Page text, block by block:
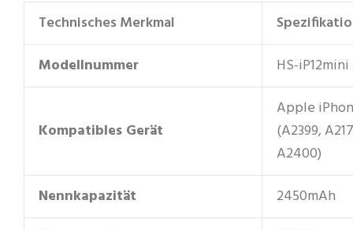
Technisches Merkmal
Modellnummer
HS-iP12mini
Kompatibles Gerät
Apple
(A2399,
A2400)
Nennkapazität
2450mAh